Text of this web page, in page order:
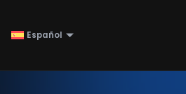
Español